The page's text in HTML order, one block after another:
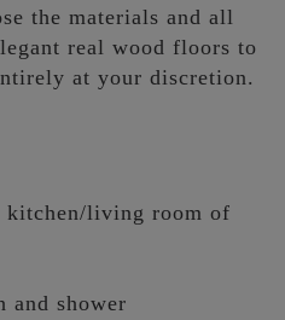
the materials and all
real wood floors to
at your discretion.
kitchen/living room of
and shower